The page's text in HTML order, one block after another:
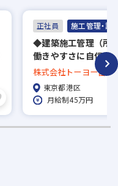
正社員 施工管理・設
◆建築施工管理（所
働きやすさに自信あ
群のホワイトな環境
株式会社トーヨー冨士
東京都港区
月給制45万円